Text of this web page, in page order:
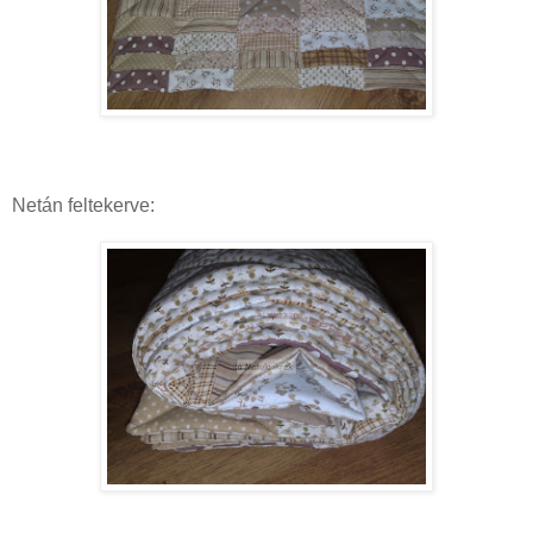
Netán feltekerve: